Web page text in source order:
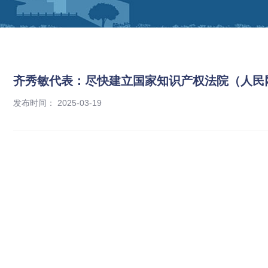
齐秀敏代表：尽快建立国家知识产权法院（人民
发布时间： 2025-03-19